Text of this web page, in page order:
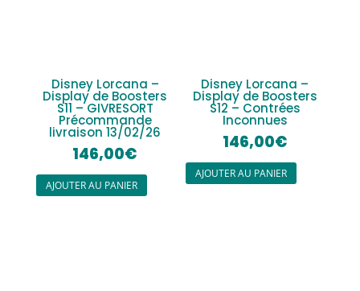
Disney Lorcana –
Display de Boosters
S11 – GIVRESORT
Précommande
livraison 13/02/26
146,00€
AJOUTER AU PANIER
Disney Lorcana –
Display de Boosters
S12 – Contrées
Inconnues
146,00€
AJOUTER AU PANIER